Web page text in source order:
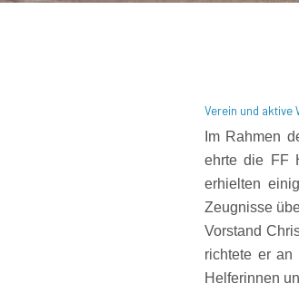
Verein und aktive
Im Rahmen
ehrte die FF
erhielten
Zeugnisse
Vorstand
richtete er an
Helferinnen